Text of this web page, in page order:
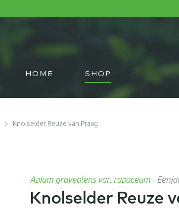
HOME SHOP
Knolselder Reuze van Praag
Apium graveolens var. rapaceum -
Knolselder Reuze